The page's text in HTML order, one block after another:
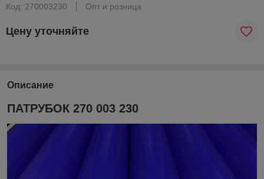
Код: 270003230
Опт и розница
Цену уточняйте
Описание
ПАТРУБОК 270 003 230